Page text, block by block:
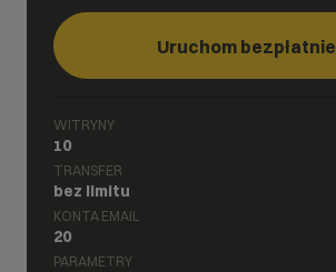
Uruchom bezpłatnie
WITRYNY
10
TRANSFER
bez limitu
KONTA EMAIL
20
PARAMETRY